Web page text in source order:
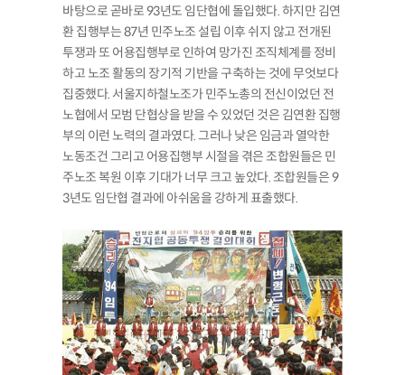
바탕으로 곧바로 93년도 임단협에 돌입했다. 하지만 김연
환 집행부는 87년 민주노조 설립 이후 쉬지 않고 전개된
투쟁과 또 어용집행부로 인하여 망가진 조직체계를 정비
하고 노조 활동의 장기적 기반을 구축하는 것에 무엇보다
집중했다. 서울지하철노조가 민주노총의 전신이었던 전
노협에서 모범 단협상을 받을 수 있었던 것은 김연환 집행
부의 이런 노력의 결과였다. 그러나 낮은 임금과 열악한
노동조건 그리고 어용집행부 시절을 겪은 조합원들은 민
주노조 복원 이후 기대가 너무 크고 높았다. 조합원들은 9
3년도 임단협 결과에 아쉬움을 강하게 표출했다.